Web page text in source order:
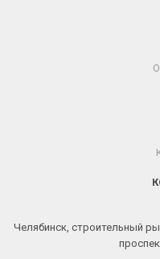
Челябинск, строительный